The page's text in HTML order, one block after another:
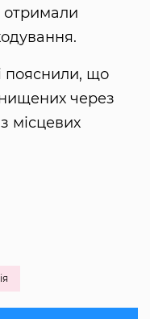
отримали
пояснили, що
через
місцевих